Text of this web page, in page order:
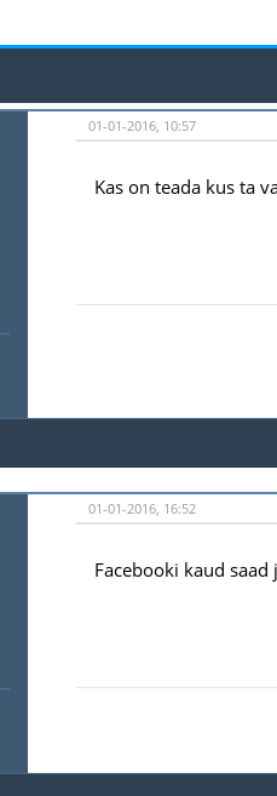
01-01-2016, 10:57
Kas on teada kus ta
01-01-2016, 16:52
Facebooki kaud saad